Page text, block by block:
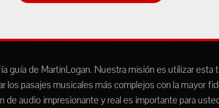
guía de MartinLogan. Nuestra misión es utilizar esta
los pasajes musicales más complejos con la mayor
de audio impresionante y real es importante para